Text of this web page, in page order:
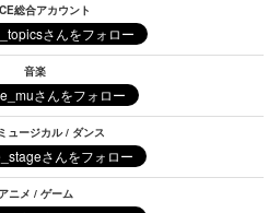
総合アカウント
音楽
ュージカル / ダンス
アニメ / ゲーム